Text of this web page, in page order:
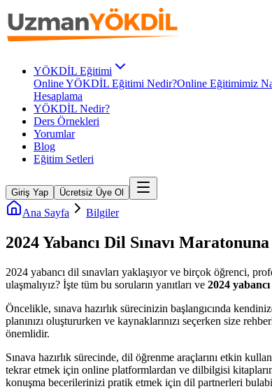
YÖKDİL Eğitimi
Online YÖKDİL Eğitimi Nedir?Online Eğitimimiz
Hesaplama
YÖKDİL Nedir?
Ders Örnekleri
Yorumlar
Blog
Eğitim Setleri
Giriş Yap Ücretsiz Üye Ol
Ana Sayfa Bilgiler
2024 Yabancı Dil Sınavı
2024 yabancı dil sınavları yaklaşıyor ve birçok öğrenci,
ulaşmalıyız? İşte tüm bu soruların yanıtları ve 2024 yabancı
Öncelikle, sınava hazırlık sürecinizin başlangıcında
planınızı oluştururken ve kaynaklarınızı seçerken size
önemlidir.
Sınava hazırlık sürecinde, dil öğrenme araçlarını etkin
tekrar etmek için online platformlardan ve dilbilgisi
konuşma becerilerinizi pratik etmek için dil partnerleri